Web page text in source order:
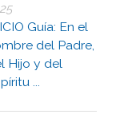
Guía: En el
del Padre,
Hijo y del
...